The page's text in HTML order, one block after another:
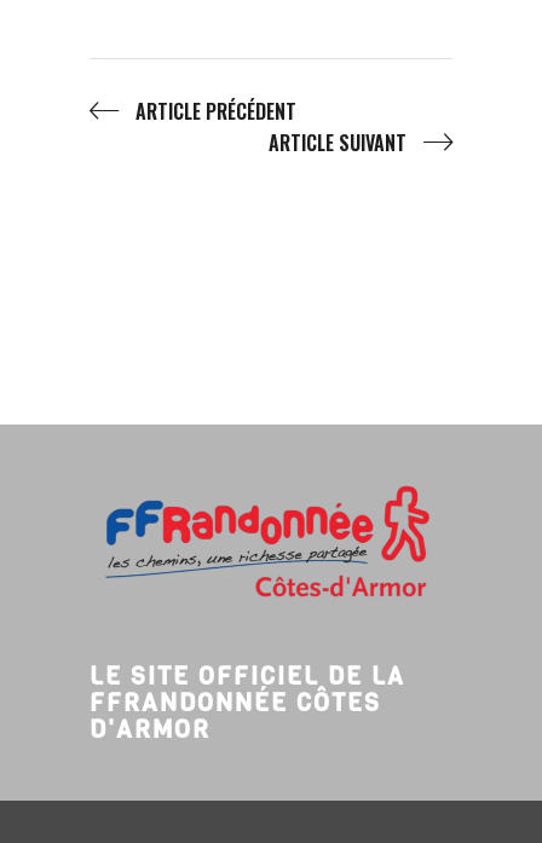
ARTICLE PRÉCÉDENT
ARTICLE SUIVANT
LE SITE OFFICIEL DE LA
FFRANDONNÉE CÔTES
D'ARMOR